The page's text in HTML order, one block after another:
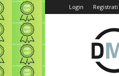
Login Registrati